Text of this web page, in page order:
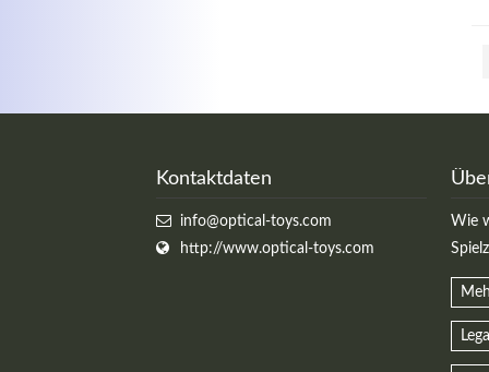
Kontaktdaten
info@optical-toys.com
http://www.optical-toys.com
Wie